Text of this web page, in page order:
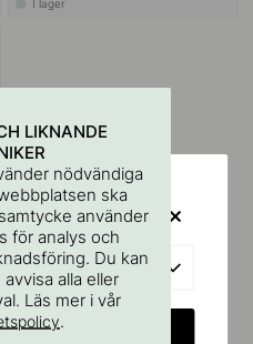
I lager
LIKNANDE
nödvändiga
ska
använder
för analys och
Du kan
alla eller
Läs mer i vår
.